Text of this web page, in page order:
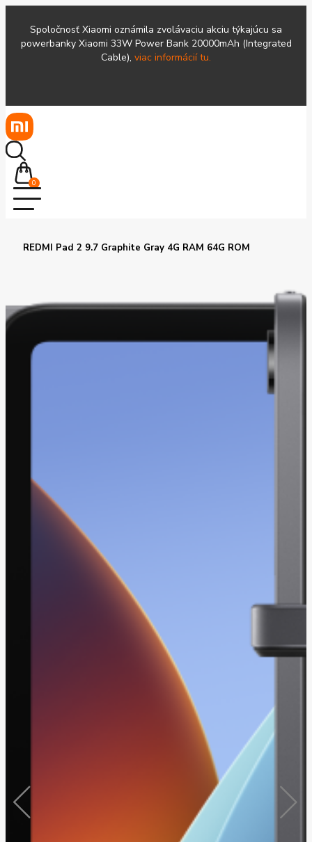
Spoločnosť Xiaomi oznámila zvolávaciu akciu týkajúcu sa
powerbanky Xiaomi 33W Power Bank 20000mAh (Integrated
Cable), viac informácií tu.
0
REDMI Pad 2 9.7 Graphite Gray 4G RAM 64G ROM